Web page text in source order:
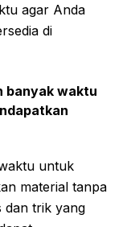
agar Anda
di
banyak waktu
untuk
material tanpa
dan trik yang